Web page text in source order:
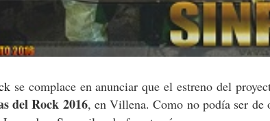
se complace en anunciar que el estreno del
del Rock 2016, en Villena. Como no podía ser de